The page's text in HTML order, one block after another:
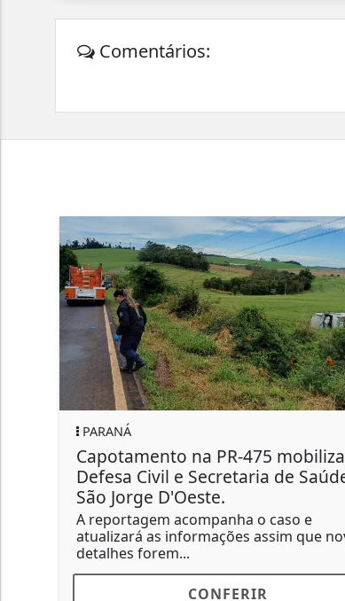
Comentários:
mobiliza
de Saúde em
que novos
GRANIZO ATINGE
INTERIOR DE
QUINTA-FEIRA
Até o momento, não
danos materiais ou